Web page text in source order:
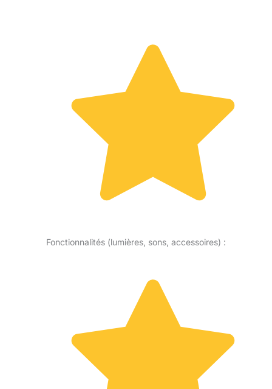
Fonctionnalités (lumières, sons, accessoires) :